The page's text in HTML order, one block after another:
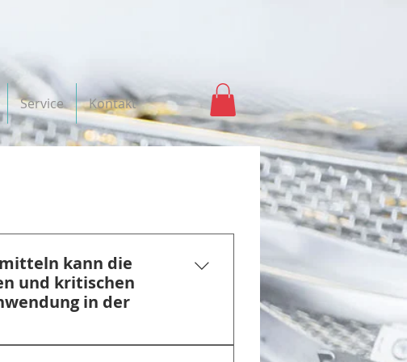
Service Kontakt
kann die
und kritischen
in der